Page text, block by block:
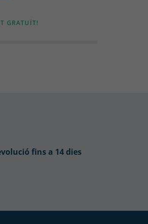
GRATUÏT!
fins a 14 dies